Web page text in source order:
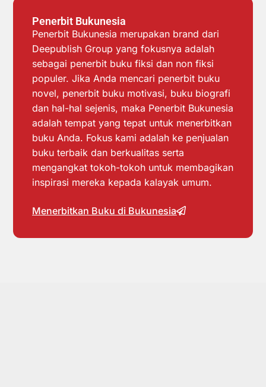
Penerbit Bukunesia
Penerbit Bukunesia merupakan brand dari
Deepublish Group yang fokusnya adalah
sebagai penerbit buku fiksi dan non fiksi
populer. Jika Anda mencari penerbit buku
novel, penerbit buku motivasi, buku biografi
dan hal-hal sejenis, maka Penerbit Bukunesia
adalah tempat yang tepat untuk menerbitkan
buku Anda. Fokus kami adalah ke penjualan
buku terbaik dan berkualitas serta
mengangkat tokoh-tokoh untuk membagikan
inspirasi mereka kepada kalayak umum.
Menerbitkan Buku di Bukunesia